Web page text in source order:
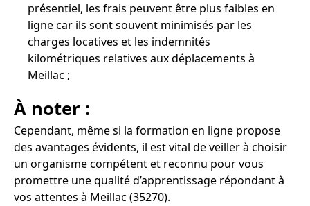
présentiel, les frais peuvent être plus faibles en
ligne car ils sont souvent minimisés par les
charges locatives et les indemnités
kilométriques relatives aux déplacements à
Meillac ;
À noter :
Cependant, même si la formation en ligne propose
des avantages évidents, il est vital de veiller à choisir
un organisme compétent et reconnu pour vous
promettre une qualité d’apprentissage répondant à
vos attentes à Meillac (35270).